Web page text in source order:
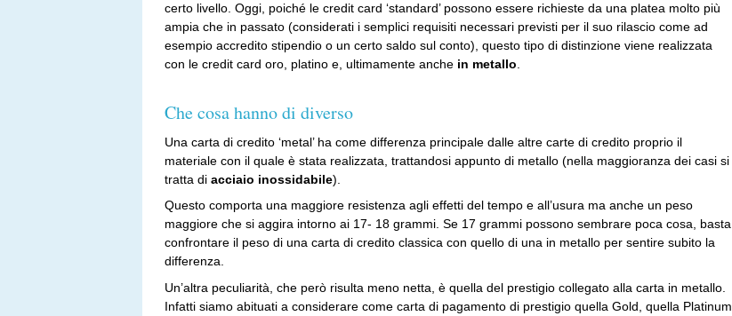
certo livello. Oggi, poiché le credit card ‘standard’ possono essere richieste da una platea molto più
ampia che in passato (considerati i semplici requisiti necessari previsti per il suo rilascio come ad
esempio accredito stipendio o un certo saldo sul conto), questo tipo di distinzione viene realizzata
con le credit card oro, platino e, ultimamente anche in metallo
Che cosa hanno di diverso
Una carta di credito ‘metal’ ha come differenza principale dalle altre carte di credito proprio il
materiale con il quale è stata realizzata, trattandosi appunto di metallo (nella maggioranza dei casi si
tratta di acciaio inossidabile).
Questo comporta una maggiore resistenza agli effetti del tempo e all’usura ma anche un peso
maggiore che si aggira intorno ai 17- 18 grammi. Se 17 grammi possono sembrare poca cosa, basta
confrontare il peso di una carta di credito classica con quello di una in metallo per sentire subito la
differenza.
Un’altra peculiarità, che però risulta meno netta, è quella del prestigio collegato alla carta in metallo.
Infatti siamo abituati a considerare come carta di pagamento di prestigio quella Gold, quella Platinum